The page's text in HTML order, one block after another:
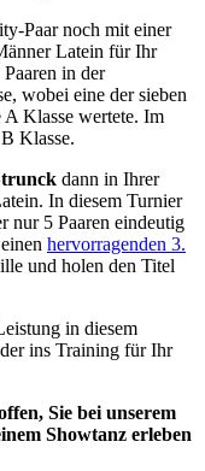
Paar noch mit einer
Latein für Ihr
in der
wobei eine der sieben
A Klasse wertete. Im
Klasse.
dann in Ihrer
In diesem Turnier
nur 5 Paaren eindeutig
hervorragenden 3.
und holen den Titel
in diesem
ins Training für Ihr
Sie bei unserem
Showtanz erleben